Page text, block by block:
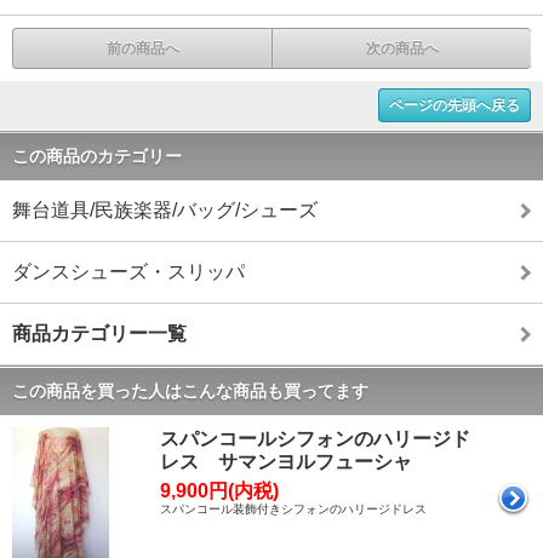
前の商品へ 次の商品へ
ページの先頭へ戻る
この商品のカテゴリー
舞台道具/民族楽器/バッグ/シューズ
ダンスシューズ・スリッパ
商品カテゴリー一覧
この商品を買った人はこんな商品も買ってます
スパンコールシフォンのハリージド
レス サマンヨルフューシャ
9,900円(内税)
スパンコール装飾付きシフォンのハリージドレス